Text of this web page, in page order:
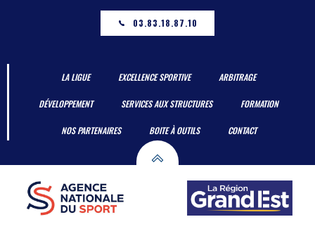
03.83.18.87.10
LA LIGUE EXCELLENCE SPORTIVE ARBITRAGE
DÉVELOPPEMENT SERVICES AUX STRUCTURES FORMATION
NOS PARTENAIRES BOITE À OUTILS CONTACT